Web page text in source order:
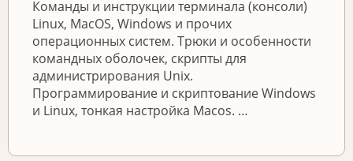
Команды и инструкции терминала (консоли)
Linux, MacOS, Windows и прочих
операционных систем. Трюки и особенности
командных оболочек, скрипты для
администрирования Unix.
Программирование и скриптование Windows
и Linux, тонкая настройка Macos. …